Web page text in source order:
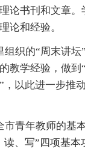
论书刊和文章。
论和经验。
组织的“周末讲坛
教学经验，做到
，以此进一步推
市青年教师的基
读、写”四项基本